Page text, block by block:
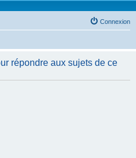
Connexion
répondre aux sujets de ce